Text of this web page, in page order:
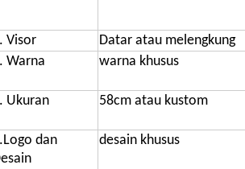
Visor
Datar atau melengkung
Warna
warna khusus
Ukuran
58cm atau kustom
dan
desain khusus